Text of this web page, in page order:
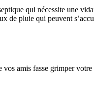
qui nécessite une
de pluie qui peuvent
amis fasse grimper